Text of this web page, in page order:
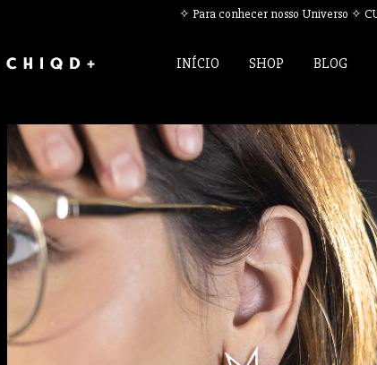
✧ Para conhecer nosso Universo ✧
INÍCIO SHOP BLOG